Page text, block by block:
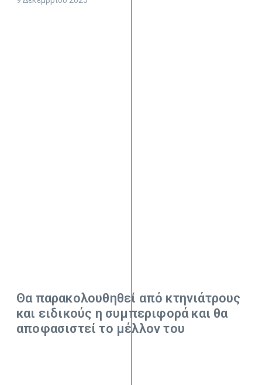
Θα παρακολουθηθεί από κτηνιάτρους
και ειδικούς η συμπεριφορά και θα
αποφασιστεί το μέλλον του